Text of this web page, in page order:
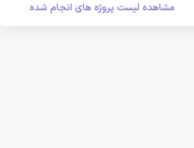
مشاهده لیست پروژه های انجام شده